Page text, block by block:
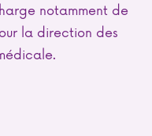
notamment de
la direction des